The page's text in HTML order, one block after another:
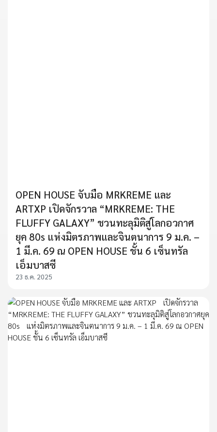
OPEN HOUSE จับมือ MRKREME และ
ARTXP เปิดจักรวาล “MRKREME: THE
FLUFFY GALAXY” ชวนทะลุมิติสู่โลกอวกาศ
ยุค 80s แห่งมิตรภาพและจินตนาการ 9 ม.ค. –
1 มี.ค. 69 ณ OPEN HOUSE ชั้น 6 เซ็นทรัล
เอ็มบาสซี
23 ธ.ค. 2025